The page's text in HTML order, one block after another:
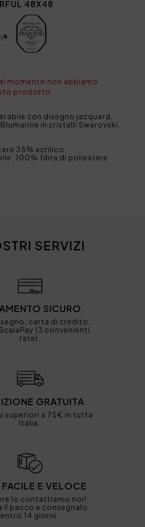
48X48
momento non abbiamo
prodotto.
con disegno jacquard,
in cristalli Swarovski.
35% acrilico
100% fibra di poliestere
SERVIZI
SICURO
carta di credito,
(3 convenienti
rate).
GRATUITA
superiori a 75€ in tutta
Italia.
FACILE E VELOCE
lo contattiamo noi!
il pacco e consegnalo
entro 14 giorni.